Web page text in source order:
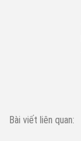
Bài viết liên quan: